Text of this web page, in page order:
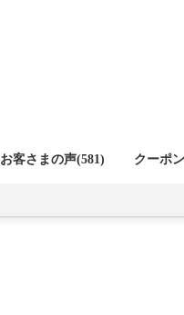
お客さまの声(581) クーポ